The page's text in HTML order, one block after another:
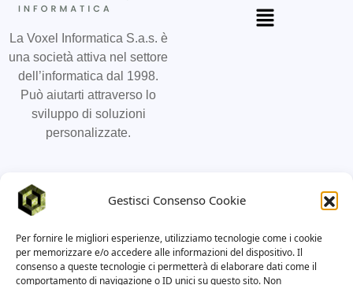
Gestisci Consenso Cookie
Per fornire le migliori esperienze, utilizziamo tecnologie come i cookie
per memorizzare e/o accedere alle informazioni del dispositivo. Il
consenso a queste tecnologie ci permetterà di elaborare dati come il
comportamento di navigazione o ID unici su questo sito. Non
La Voxel Informatica S.a.s. è
una società attiva nel settore
dell’informatica dal 1998.
Può aiutarti attraverso lo
sviluppo di soluzioni
personalizzate.
info@voxel-informatica.it
Via Stampatori 21, 10122